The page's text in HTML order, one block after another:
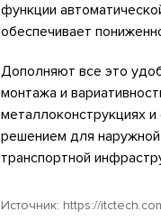
функции
обеспечивает
Дополняют все это
монтажа и
металлоконструкциях
решением для
транспортной
Источник: https://